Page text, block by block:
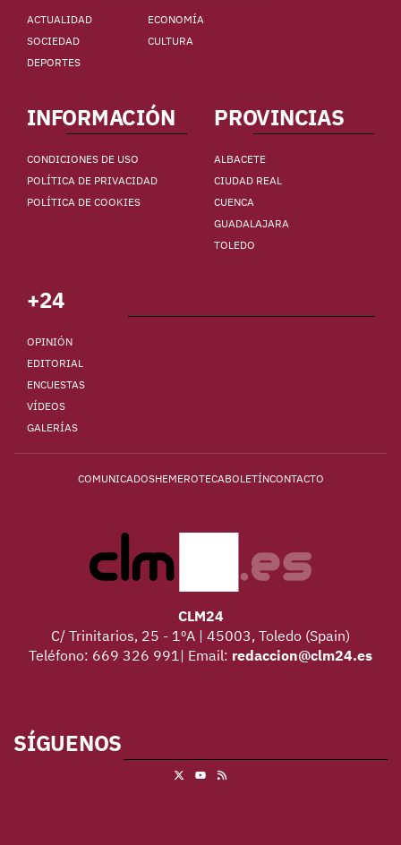
ACTUALIDAD
ECONOMÍA
SOCIEDAD
CULTURA
DEPORTES
INFORMACIÓN
CONDICIONES DE USO
POLÍTICA DE PRIVACIDAD
POLÍTICA DE COOKIES
PROVINCIAS
ALBACETE
CIUDAD REAL
CUENCA
GUADALAJARA
TOLEDO
+24
OPINIÓN
EDITORIAL
ENCUESTAS
VÍDEOS
GALERÍAS
COMUNICADOSHEMEROTECABOLETÍNCONTACTO
CLM24
C/ Trinitarios, 25 - 1ºA | 45003, Toledo (Spain)
Teléfono: 669 326 991| Email: redaccion@clm24.es
SÍGUENOS